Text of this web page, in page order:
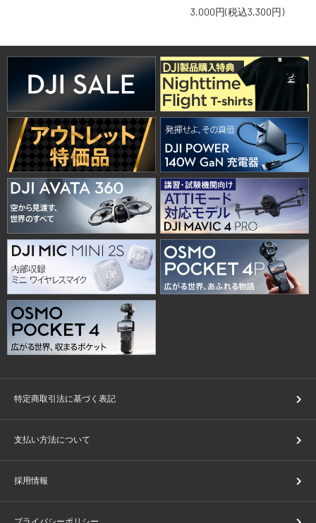
3,000円(税込3,300円)
特定商取引法に基づく表記
支払い方法について
採用情報
プライバシーポリシー